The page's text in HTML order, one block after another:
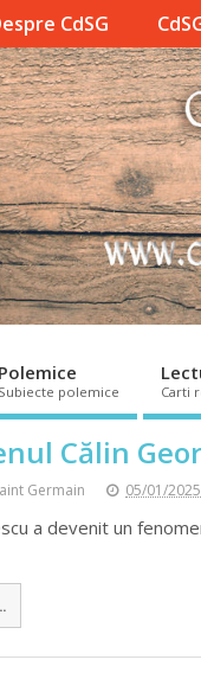
CdSG
Polemice
Subiecte polemice Carti
Călin
Germain 05/01/2025
a devenit un